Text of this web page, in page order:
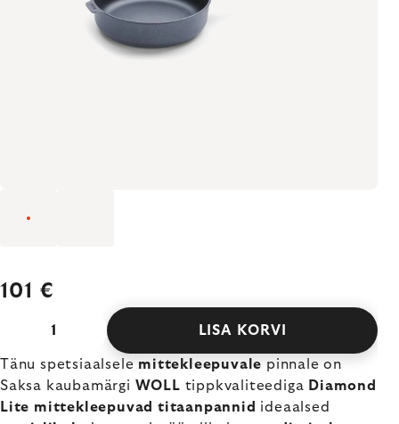
101 €
LISA KORVI
Tänu spetsiaalsele mittekleepuvale pinnale on
Saksa kaubamärgi WOLL tippkvaliteediga Diamond
Lite mittekleepuvad titaanpannid ideaalsed